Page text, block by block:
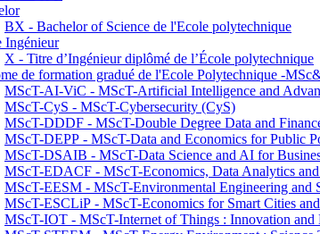
BX - Bachelor of Science de l'Ecole polytechnique
Ingénieur
X - Titre d’Ingénieur diplômé de l’École polytechnique
de formation gradué de l'Ecole Polytechnique -
MScT-AI-ViC - MScT-Artificial Intelligence and
MScT-CyS - MScT-Cybersecurity (CyS)
MScT-DDDF - MScT-Double Degree Data and
MScT-DEPP - MScT-Data and Economics for Public
MScT-DSAIB - MScT-Data Science and AI for
MScT-EDACF - MScT-Economics, Data Analytics
MScT-EESM - MScT-Environmental Engineering and
MScT-ESCLiP - MScT-Economics for Smart Cities
MScT-IOT - MScT-Internet of Things : Innovation and